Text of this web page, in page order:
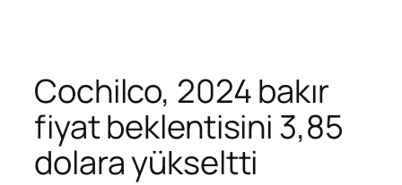
Cochilco, 2024 bakır
fiyat beklentisini 3,85
dolara yükseltti